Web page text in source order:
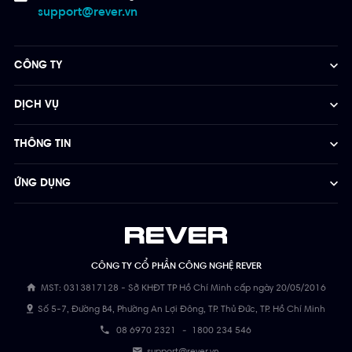
support@rever.vn
CÔNG TY CỔ PHẦN CÔNG NGHỆ REVER
MST: 0313817128 - Sở KHĐT TP Hồ Chí Minh cấp ngày 20/05/2016
Số 5-7, Đường B4, Phường An Lợi Đông, TP. Thủ Đức, TP. Hồ Chí Minh
08 6970 2321 - 1800 234 546
CÔNG TY
DỊCH VỤ
THÔNG TIN
ỨNG DỤNG